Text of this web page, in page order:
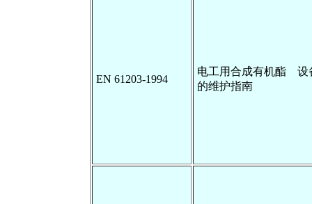
EN 61203-1994
电工用合成有机酯 设
的维护指南